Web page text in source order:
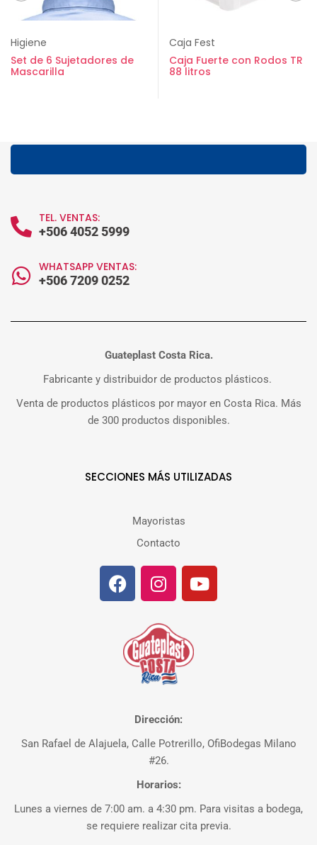
Higiene
Set de 6 Sujetadores de
Mascarilla
Caja Fest
Caja Fuerte con Rodos TR
88 litros
TEL. VENTAS:
+506 4052 5999
WHATSAPP VENTAS:
+506 7209 0252
Guateplast Costa Rica.
Fabricante y distribuidor de productos plásticos.
Venta de productos plásticos por mayor en Costa Rica. Más
de 300 productos disponibles.
SECCIONES MÁS UTILIZADAS
Mayoristas
Contacto
Dirección:
San Rafael de Alajuela, Calle Potrerillo, OfiBodegas Milano
#26.
Horarios:
Lunes a viernes de 7:00 am. a 4:30 pm. Para visitas a bodega,
se requiere realizar cita previa.